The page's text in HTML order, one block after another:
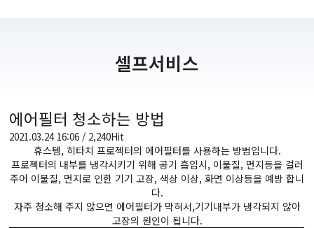
셀프서비스
에어필터 청소하는 방법
2021.03.24 16:06 / 2,240Hit
휴스템, 히타치 프로젝터의 에어필터를 사용하는 방법입니다.
프로젝터의 내부를 냉각시키기 위해 공기 흡입시, 이물질, 먼지등을 걸러
주어 이물질, 먼지로 인한 기기 고장, 색상 이상, 화면 이상등을 예방 합니
다.
자주 청소해 주지 않으면 에어필터가 막혀서,기기내부가 냉각되지 않아
고장의 원인이 됩니다.